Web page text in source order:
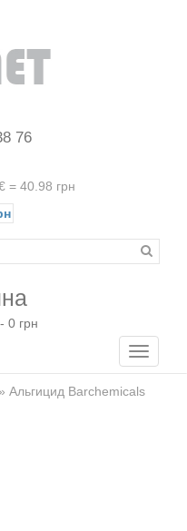
76
= 40.98 грн
0 грн
Toggle
» Альгицид Barchemicals